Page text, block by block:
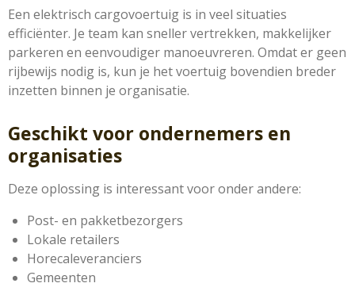
Een elektrisch cargovoertuig is in veel situaties
efficiënter. Je team kan sneller vertrekken, makkelijker
parkeren en eenvoudiger manoeuvreren. Omdat er geen
rijbewijs nodig is, kun je het voertuig bovendien breder
inzetten binnen je organisatie.
Geschikt voor ondernemers en
organisaties
Deze oplossing is interessant voor onder andere:
Post- en pakketbezorgers
Lokale retailers
Horecaleveranciers
Gemeenten